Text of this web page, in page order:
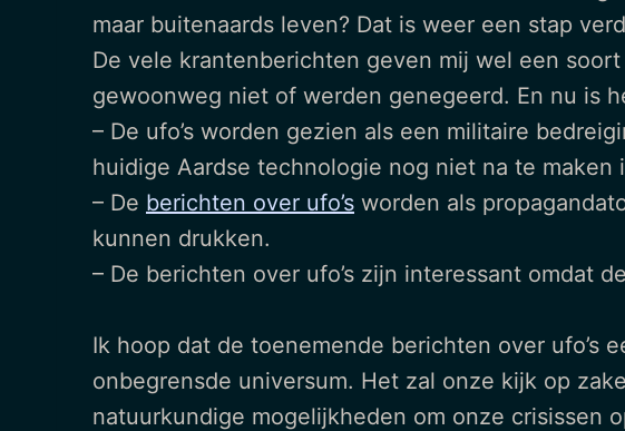
maar buitenaards leven? Dat is weer een stap
De vele krantenberichten geven mij wel een
gewoonweg niet of werden genegeerd. En nu is
– De ufo’s worden gezien als een militaire
huidige Aardse technologie nog niet na te maken
– De berichten over ufo’s worden als
kunnen drukken.
– De berichten over ufo’s zijn interessant omdat
Ik hoop dat de toenemende berichten over ufo’s
onbegrensde universum. Het zal onze kijk op
natuurkundige mogelijkheden om onze crisissen